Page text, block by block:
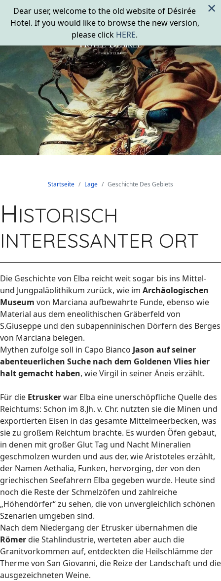
Startseite Lage Geschichte Des Gebiets
HISTORISCH
INTERESSANTER ORT
Die Geschichte von Elba reicht weit sogar bis ins Mittel-
und Jungpaläolithikum zurück, wie im Archäologischen
Museum von Marciana aufbewahrte Funde, ebenso wie
Material aus dem eneolithischen Gräberfeld von
S.Giuseppe und den subapenninischen Dörfern des Berges
von Marciana belegen.
Mythen zufolge soll in Capo Bianco Jason auf seiner
abenteuerlichen Suche nach dem Goldenen Vlies hier
halt gemacht haben, wie Virgil in seiner Äneis erzählt.
Für die Etruskerwar Elba eine unerschöpfliche Quelle des
Reichtums: Schon im 8.Jh. v. Chr. nutzten sie die Minen und
exportierten Eisen in das gesamte Mittelmeerbecken, was
sie zu großem Reichtum brachte. Es wurden Öfen gebaut,
in denen mit großer Glut Tag und Nacht Mineralien
geschmolzen wurden und aus der, wie Aristoteles erzählt,
der Namen Aethalia, Funken, hervorging, der von den
griechischen Seefahrern Elba gegeben wurde. Heute sind
noch die Reste der Schmelzöfen und zahlreiche
„Höhendörfer“ zu sehen, die von unvergleichlich schönen
Szenarien umgeben sind.
Nach dem Niedergang der Etrusker übernahmen die
Römerdie Stahlindustrie, werteten aber auch die
Granitvorkommen auf, entdeckten die Heilschlämme der
Therme von San Giovanni, die Reize der Landschaft und die
ausgezeichneten Weine.
Dear user, welcome to the old website of Désirée
Hotel. If you would like to browse the new version,
please click HERE.
×